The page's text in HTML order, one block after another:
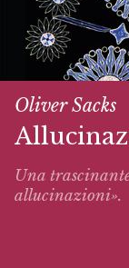
Oliver Sacks
Una
allucinazioni».